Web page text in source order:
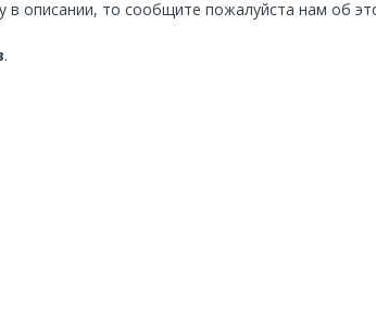
в описании, то сообщите пожалуйста нам об
.